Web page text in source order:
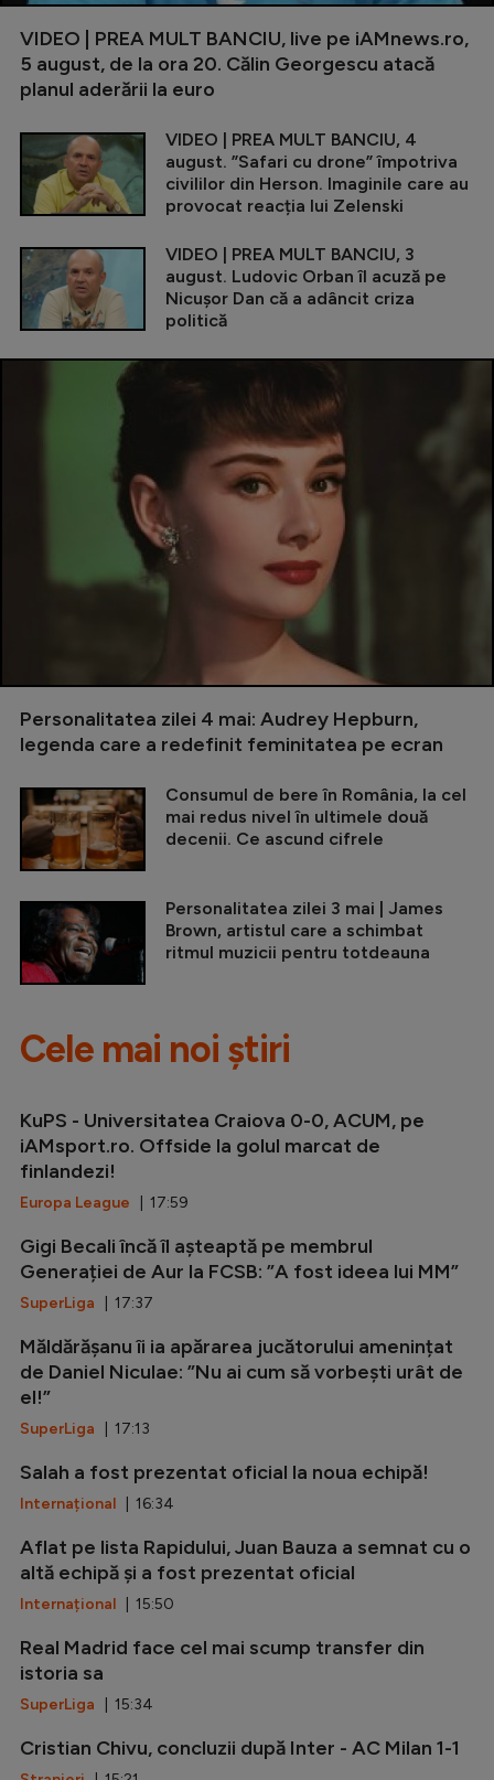
VIDEO | PREA MULT BANCIU, live pe iAMnews.ro,
5 august, de la ora 20. Călin Georgescu atacă
planul aderării la euro
VIDEO | PREA MULT BANCIU, 4
august. ”Safari cu drone” împotriva
civililor din Herson. Imaginile care au
provocat reacția lui Zelenski
VIDEO | PREA MULT BANCIU, 3
august. Ludovic Orban îl acuză pe
Nicușor Dan că a adâncit criza
politică
Personalitatea zilei 4 mai: Audrey Hepburn,
legenda care a redefinit feminitatea pe ecran
Consumul de bere în România, la cel
mai redus nivel în ultimele două
decenii. Ce ascund cifrele
Personalitatea zilei 3 mai | James
Brown, artistul care a schimbat
ritmul muzicii pentru totdeauna
Cele mai noi știri
KuPS - Universitatea Craiova 0-0, ACUM, pe
iAMsport.ro. Offside la golul marcat de
finlandezi!
Europa League | 17:59
Gigi Becali încă îl așteaptă pe membrul
Generației de Aur la FCSB: ”A fost ideea lui MM”
SuperLiga | 17:37
Măldărășanu îi ia apărarea jucătorului amenințat
de Daniel Niculae: ”Nu ai cum să vorbești urât de
el!”
SuperLiga | 17:13
Salah a fost prezentat oficial la noua echipă!
Internațional | 16:34
Aflat pe lista Rapidului, Juan Bauza a semnat cu o
altă echipă și a fost prezentat oficial
Internațional | 15:50
Real Madrid face cel mai scump transfer din
istoria sa
SuperLiga | 15:34
Cristian Chivu, concluzii după Inter - AC Milan 1-1